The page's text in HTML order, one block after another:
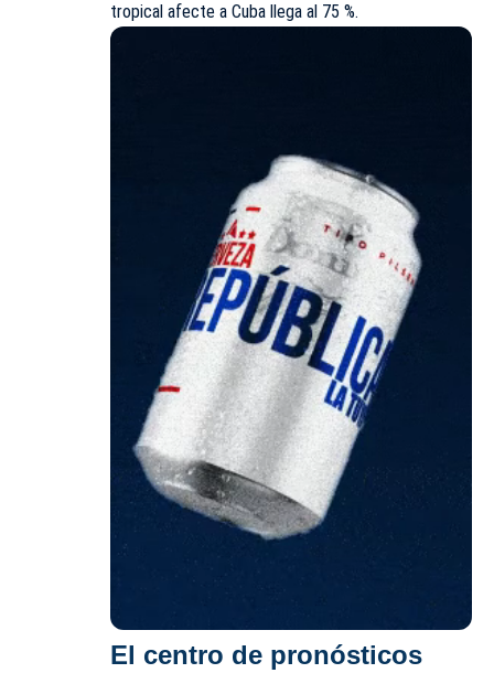
tropical afecte a Cuba llega al 75 %.
El centro de pronósticos